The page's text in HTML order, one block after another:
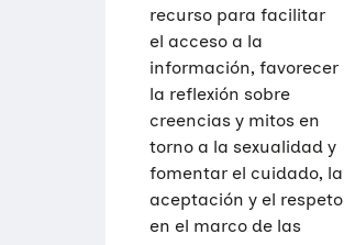
recurso para facilitar
el acceso a la
información, favorecer
la reflexión sobre
creencias y mitos en
torno a la sexualidad y
fomentar el cuidado, la
aceptación y el respeto
en el marco de las